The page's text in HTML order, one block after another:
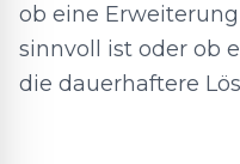
ob eine
sinnvoll ist oder ob
die dauerhaftere